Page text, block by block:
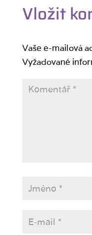
Vložit
Vaše e-mailová
Vyžadované